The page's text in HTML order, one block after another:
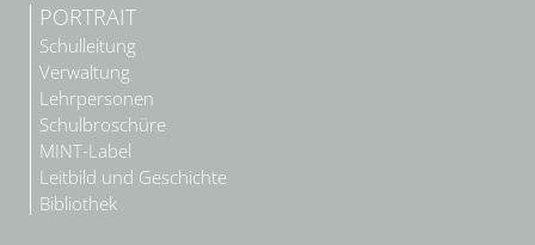
PORTRAIT
Schulleitung
Verwaltung
Lehrpersonen
Schulbroschüre
MINT-Label
Leitbild und Geschichte
Bibliothek